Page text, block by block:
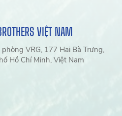
VIỆT NAM
VRG, 177 Hai Bà Trưng,
Hồ Chí Minh, Việt Nam